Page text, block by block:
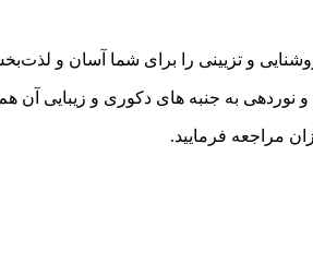
روشنایی و تزیینی را برای شما آسان و
و نوردهی به جنبه های دکوری و زیبایی
مراجعه فرمایید.